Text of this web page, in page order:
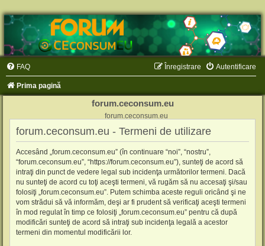
FAQ Autentificare
Înregistrare
Prima pagină
forum.ceconsum.eu
forum.ceconsum.eu
forum.ceconsum.eu - Termeni de utilizare
Accesând „forum.ceconsum.eu” (în continuare “noi”, “nostru”,
“forum.ceconsum.eu”, “https://forum.ceconsum.eu”), sunteţi de acord să
intraţi din punct de vedere legal sub incidenţa următorilor termeni. Dacă
nu sunteţi de acord cu toţi aceşti termeni, vă rugăm să nu accesaţi şi/sau
folosiţi „forum.ceconsum.eu”. Putem schimba aceste reguli oricând şi ne
vom strădui să vă informăm, deşi ar fi prudent să verificaţi aceşti termeni
în mod regulat în timp ce folosiţi „forum.ceconsum.eu” pentru că după
modificări sunteţi de acord să intraţi sub incidenţa legală a acestor
termeni din momentul modificării lor.